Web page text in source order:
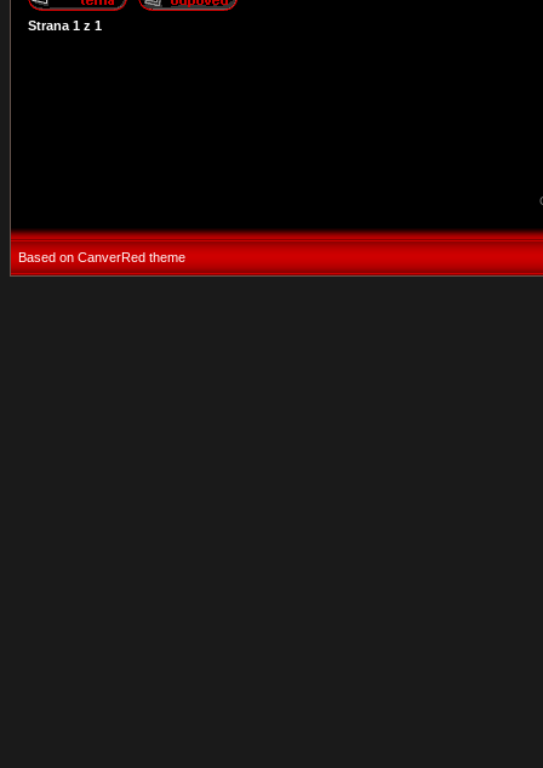
Strana 1 z 1
Based on CanverRed theme